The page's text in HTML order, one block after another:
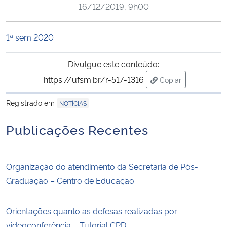
Ministério da Saúde
Ministério de Minas e Energia
Ministério da Ciência, Tecnologia, Inovações e Comunicações
Ministério do Desenvolvimento Regional
Ministério da Mulher, da Família e dos Direitos Humanos
16/12/2019, 9h00
1ª sem 2020
Divulgue este conteúdo:
https://ufsm.br/r-517-1316
Copiar
para área de
Registrado em
NOTÍCIAS
Publicações Recentes
Organização do atendimento da Secretaria de Pós-
Graduação – Centro de Educação
Orientações quanto as defesas realizadas por
videoconferência – Tutorial CPD